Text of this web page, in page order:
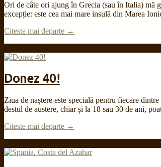
Ori de câte ori ajung în Grecia (sau în Italia) mă
excepție: este cea mai mare insulă din Marea
Citeste mai departe →
Donez 40!
Ziua de naștere este specială pentru fiecare
destul de austere, chiar și la 18 sau 30 de ani,
Citeste mai departe →